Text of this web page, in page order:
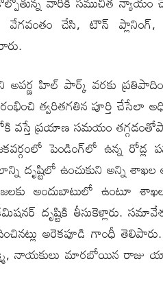
వేగవంతం చేసి, టౌన్
హిల్ పార్క్ వరకు
త్వరితగతిన పూర్తి చేసేలా
వస్తే ప్రయాణ సమయం
పెండింగ్‌లో ఉన్న రోడ్ల
దృష్టిలో ఉంచుకుని అన్ని శాఖల
అందుబాటులో ఉంటూ
దృష్టికి తీసుకెళ్లారు.
అరెకపూడి గాంధీ
నాయకులు మారబోయిన రాజు